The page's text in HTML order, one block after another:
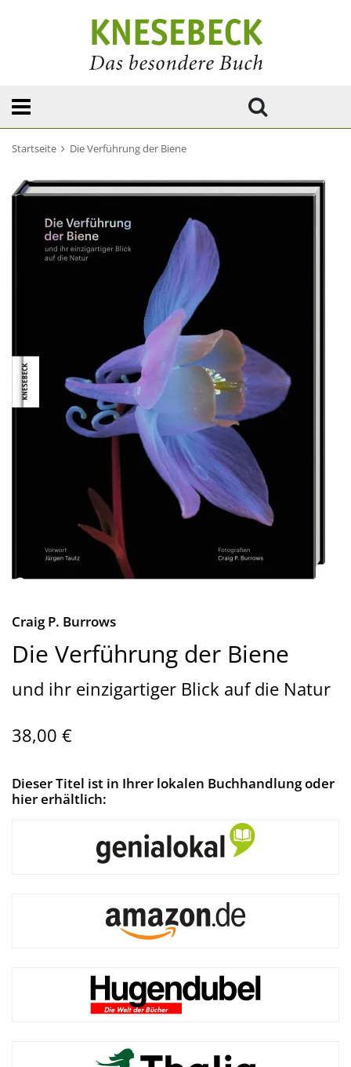
Startseite Die Verführung der Biene
Craig P. Burrows
Die Verführung der Biene
und ihr einzigartiger Blick auf die Natur
38,00 €
Dieser Titel ist in Ihrer lokalen Buchhandlung oder
hier erhältlich: